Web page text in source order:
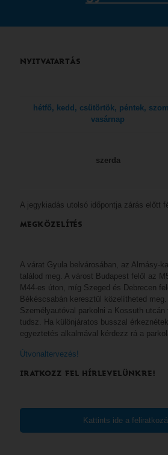
NYITVATARTÁS
hétfő, kedd, csütörtök, péntek,
vasárnap
szerda
A jegykiadás utolsó időpontja zárás előtt
MEGKÖZELÍTÉS
A várat Gyula belvárosában, az Almásy-
találod meg. A várost Budapest felől az
M44-es úton, míg Szeged és Debrecen
Békéscsabán keresztül közelítheted meg.
Személyautóval parkolni a Kossuth utcán
tudsz. Ha különjáratos busszal
egyeztetés alkalmával kérdezz rá a
Útvonaltervezés!
IRATKOZZ FEL HÍRLEVELÜNKRE!
Kattints ide a